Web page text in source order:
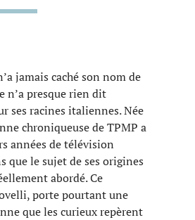
jamais caché son nom de
n’a presque rien dit
ses racines italiennes. Née
chroniqueuse de TPMP a
années de télévision
que le sujet de ses origines
abordé. Ce
porte pourtant une
que les curieux repèrent